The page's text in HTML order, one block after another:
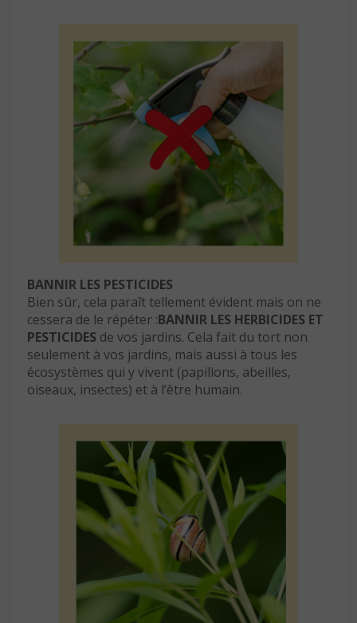
BANNIR LES PESTICIDES
Bien sûr, cela paraît tellement évident mais on ne
cessera de le répéter :BANNIR LES HERBICIDES ET
PESTICIDES de vos jardins. Cela fait du tort non
seulement à vos jardins, mais aussi à tous les
écosystèmes qui y vivent (papillons, abeilles,
oiseaux, insectes) et à l’être humain.